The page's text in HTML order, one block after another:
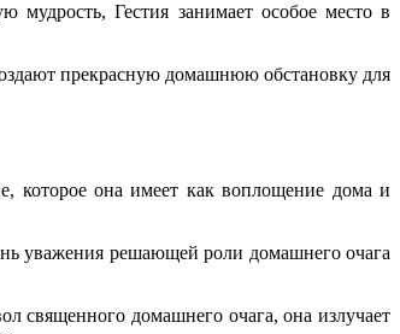
мудрость, Гестия занимает особое место в
прекрасную домашнюю обстановку для
которое она имеет как воплощение дома и
уважения решающей роли домашнего очага
священного домашнего очага, она излучает